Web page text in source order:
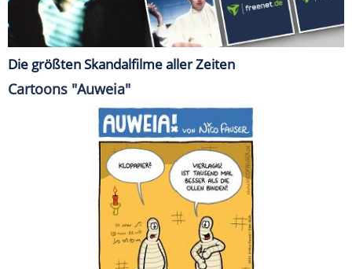
Die größten Skandalfilme aller Zeiten
Cartoons "Auweia"